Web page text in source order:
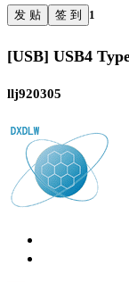
发 贴 签 到 1
[USB] USB4
llj920305